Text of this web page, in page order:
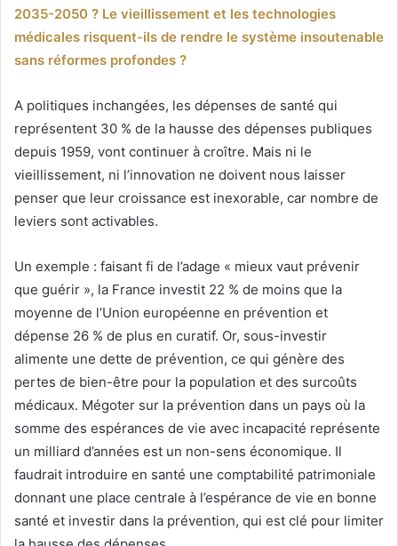
2035-2050 ? Le vieillissement et les technologies
médicales risquent-ils de rendre le système insoutenable
sans réformes profondes ?
A politiques inchangées, les dépenses de santé qui
représentent 30 % de la hausse des dépenses publiques
depuis 1959, vont continuer à croître. Mais ni le
vieillissement, ni l’innovation ne doivent nous laisser
penser que leur croissance est inexorable, car nombre de
leviers sont activables.
Un exemple : faisant fi de l’adage « mieux vaut prévenir
que guérir », la France investit 22 % de moins que la
moyenne de l’Union européenne en prévention et
dépense 26 % de plus en curatif. Or, sous-investir
alimente une dette de prévention, ce qui génère des
pertes de bien-être pour la population et des surcoûts
médicaux. Mégoter sur la prévention dans un pays où la
somme des espérances de vie avec incapacité représente
un milliard d’années est un non-sens économique. Il
faudrait introduire en santé une comptabilité patrimoniale
donnant une place centrale à l’espérance de vie en bonne
santé et investir dans la prévention, qui est clé pour limiter